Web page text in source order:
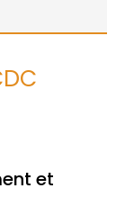
et